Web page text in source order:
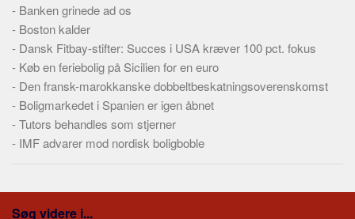
Redigering
Tekstannoncer
Hjælp
- Banken grinede ad os
- Boston kalder
- Dansk Fitbay-stifter: Succes i USA kræver 100 pct. fokus
- Køb en feriebolig på Sicilien for en euro
- Den fransk-marokkanske dobbeltbeskatningsoverenskomst
- Boligmarkedet i Spanien er igen åbnet
-Tutors behandles som stjerner
- IMF advarer mod nordisk boligboble
Søg videre i...